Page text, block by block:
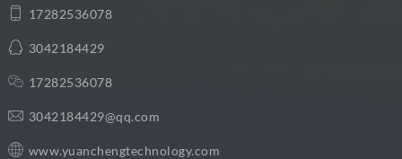
17282536078
3042184429
17282536078
3042184429@qq.com
www.yuanchengtechnology.com